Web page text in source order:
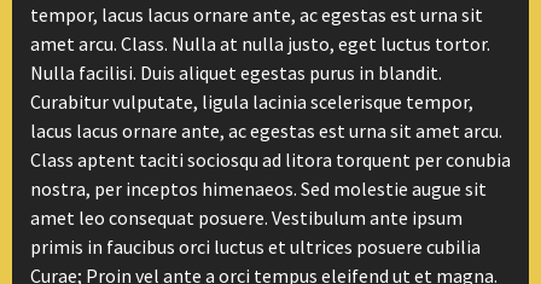
tempor, lacus lacus ornare ante, ac egestas est urna sit
amet arcu. Class. Nulla at nulla justo, eget luctus tortor.
Nulla facilisi. Duis aliquet egestas purus in blandit.
Curabitur vulputate, ligula lacinia scelerisque tempor,
lacus lacus ornare ante, ac egestas est urna sit amet arcu.
Class aptent taciti sociosqu ad litora torquent per conubia
nostra, per inceptos himenaeos. Sed molestie augue sit
amet leo consequat posuere. Vestibulum ante ipsum
primis in faucibus orci luctus et ultrices posuere cubilia
Curae; Proin vel ante a orci tempus eleifend ut et magna.